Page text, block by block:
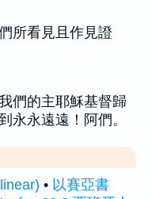
所看見且作見證
們的主耶穌基督歸
永永遠遠！阿們。
• 以賽亞書